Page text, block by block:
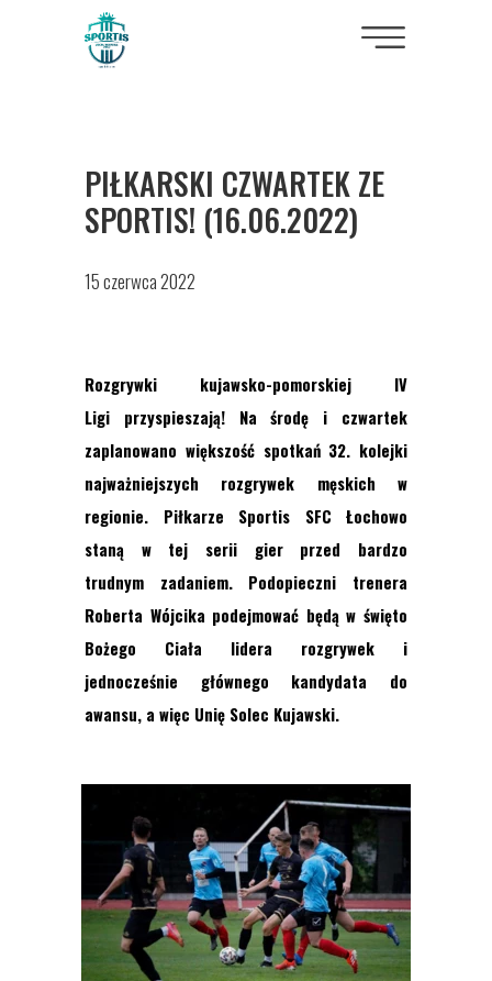
15 czerwca 2022
PIŁKARSKI CZWARTEK ZE
SPORTIS! (16.06.2022)
Rozgrywki kujawsko-pomorskiej IV
Ligi przyspieszają! Na środę i czwartek
zaplanowano większość spotkań32. kolejki
najważniejszych rozgrywek męskich w
regionie. Piłkarze Sportis SFC Łochowo
staną w tej serii gier przed bardzo
trudnym zadaniem. Podopieczni trenera
Roberta Wójcika podejmować będą w święto
Bożego Ciała lidera rozgrywek i
jednocześnie głównego kandydata do
awansu, a więc Unię Solec Kujawski.